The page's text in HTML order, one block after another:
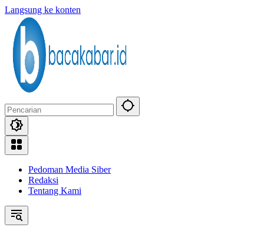
Langsung ke konten
Pedoman Media Siber
Redaksi
Tentang Kami